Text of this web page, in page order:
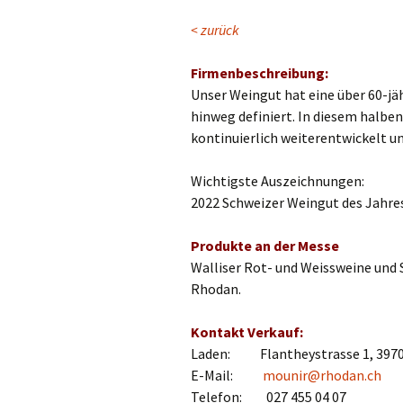
< zurück
Firmenbeschreibung:
Unser Weingut hat eine über 60-
hinweg definiert. In diesem
kontinuierlich weiterentwickelt
Wichtigste Auszeichnungen:
2022 Schweizer Weingut des
Produkte an der Messe
Walliser Rot- und Weissweine
Rhodan.
Kontakt Verkauf:
Laden: Flantheystrasse 1, 3970
E-Mail: mounir@rhodan.ch
Telefon: 027 455 04 07